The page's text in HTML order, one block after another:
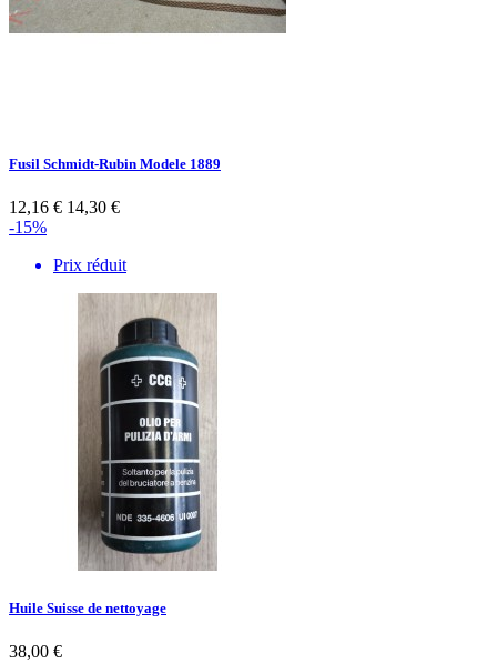
Fusil Schmidt-Rubin Modele 1889
12,16 € 14,30 €
-15%
Prix réduit
Huile Suisse de nettoyage
38,00 €